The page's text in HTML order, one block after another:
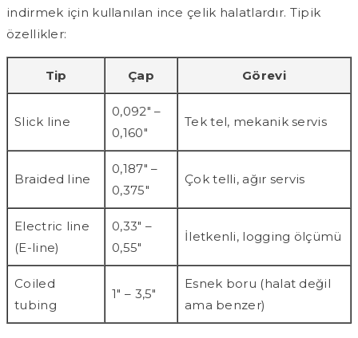
indirmek için kullanılan ince çelik halatlardır. Tipik
özellikler:
Tip Çap Görevi
Slick line
0,092″ –
0,160″
Tek tel, mekanik servis
Braided line
0,187″ –
0,375″
Çok telli, ağır servis
Electric line
(E-line)
0,33″ –
0,55″
İletkenli, logging ölçümü
Coiled
tubing
1″ – 3,5″
Esnek boru (halat değil
ama benzer)